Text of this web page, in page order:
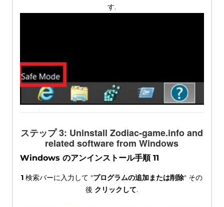
す.
ステップ 3: Uninstall Zodiac-game.info and
related software from Windows
Windows のアンインストール手順 11
1 検索バーに入力して "プログラムの追加または削除" その
後 クリックして.